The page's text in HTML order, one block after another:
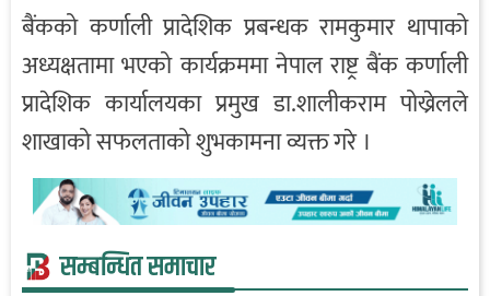
बैंकको कर्णाली प्रादेशिक प्रबन्धक रामकुमार थापाको
अध्यक्षतामा भएको कार्यक्रममा नेपाल राष्ट्र बैंक कर्णाली
प्रादेशिक कार्यालयका प्रमुख डा.शालीकराम पोख्रेलले
शाखाको सफलताको शुभकामना व्यक्त गरे ।
सम्बन्धित समाचार